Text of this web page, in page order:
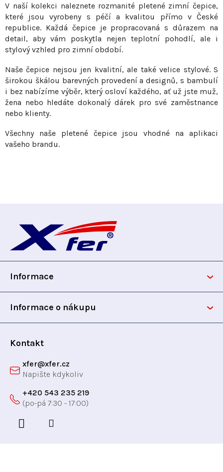
a
c
í
p
v
k
y
v
p
k
o
v
á
n
í
V naší kolekci naleznete rozmanité pletené zimní čepice,
které jsou vyrobeny s péčí a kvalitou přímo v České
republice. Každá čepice je propracovaná s důrazem na
detail, aby vám poskytla nejen teplotní pohodlí, ale i
stylový vzhled pro zimní období.
Naše čepice nejsou jen kvalitní, ale také velice stylové. S
širokou škálou barevných provedení a designů, s bambulí
i bez nabízíme výběr, který osloví každého, ať už jste muž,
žena nebo hledáte dokonalý dárek pro své zaměstnance
nebo klienty.
Všechny naše pletené čepice jsou vhodné na aplikaci
vašeho brandu.
p
Informace
Informace o nákupu
Kontakt
xfer@xfer.cz
+420 543 235 219